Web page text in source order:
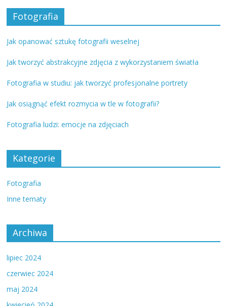
Fotografia
Jak opanować sztukę fotografii weselnej
Jak tworzyć abstrakcyjne zdjęcia z wykorzystaniem światła
Fotografia w studiu: jak tworzyć profesjonalne portrety
Jak osiągnąć efekt rozmycia w tle w fotografii?
Fotografia ludzi: emocje na zdjęciach
Kategorie
Fotografia
Inne tematy
Archiwa
lipiec 2024
czerwiec 2024
maj 2024